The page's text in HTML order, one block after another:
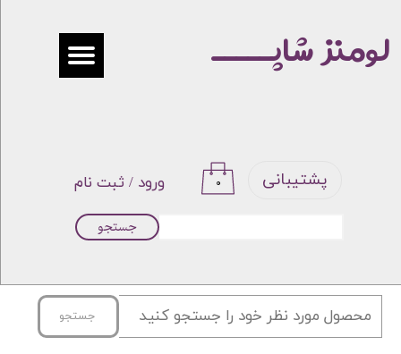
ورود / ثبت نام
حساب کاربری من
خروج از حساب کاربری
۰ پشتیبانی
جستجو
لومنز شاپـــــ
جستجو